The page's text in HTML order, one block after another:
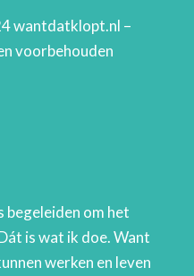
wantdatklopt.nl –
voorbehouden
begeleiden om het
is wat ik doe. Want
werken en leven